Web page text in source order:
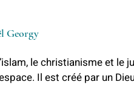
Georgy
le christianisme et le
Il est créé par un